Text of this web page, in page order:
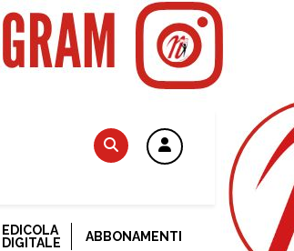
EDICOLA
DIGITALE
ABBONAMENTI